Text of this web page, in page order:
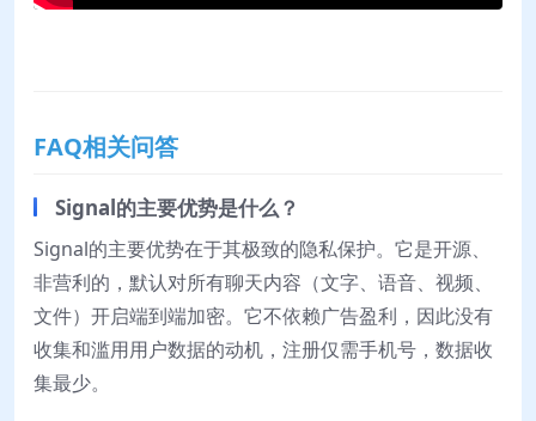
FAQ相关问答
Signal的主要优势是什么？
Signal的主要优势在于其极致的隐私保护。它是开源、
非营利的，默认对所有聊天内容（文字、语音、视频、
文件）开启端到端加密。它不依赖广告盈利，因此没有
收集和滥用用户数据的动机，注册仅需手机号，数据收
集最少。